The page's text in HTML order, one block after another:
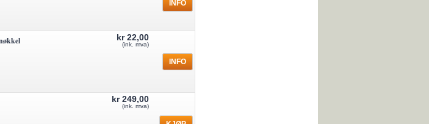
INFO
kr 22,00
(ink. mva)
INFO
kr 249,00
(ink. mva)